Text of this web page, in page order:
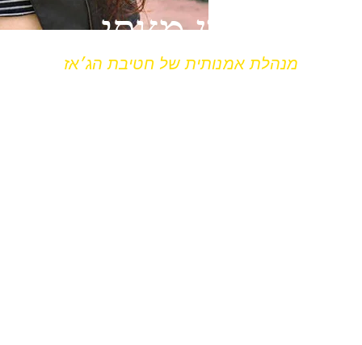
ירדן מצפי
מנהלת אמנותית של חטיבת הג׳אז